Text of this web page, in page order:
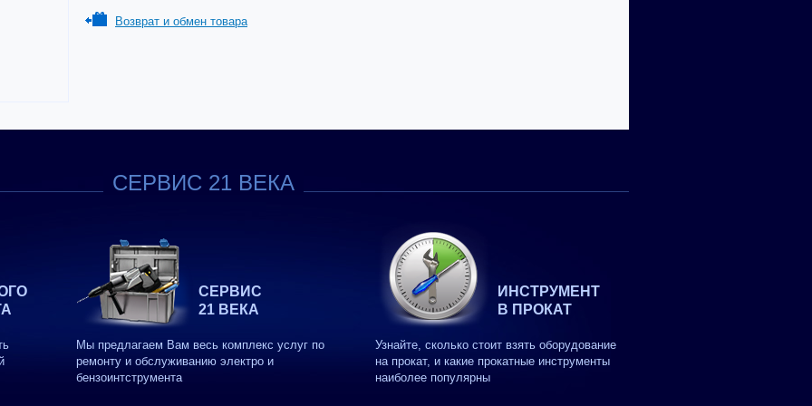
Возврат и обмен товара
СЕРВИС 21 ВЕКА
СЕРВИС
21 ВЕКА
Мы предлагаем Вам весь комплекс услуг по
ремонту и обслуживанию электро и
бензоинтструмента
ИНСТРУМЕНТ
В ПРОКАТ
Узнайте, сколько стоит взять оборудование
на прокат, и какие прокатные инструменты
наиболее популярны